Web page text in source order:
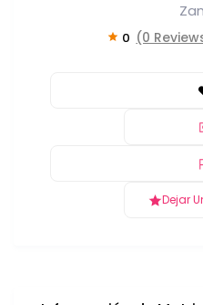
0 (0
Dejar